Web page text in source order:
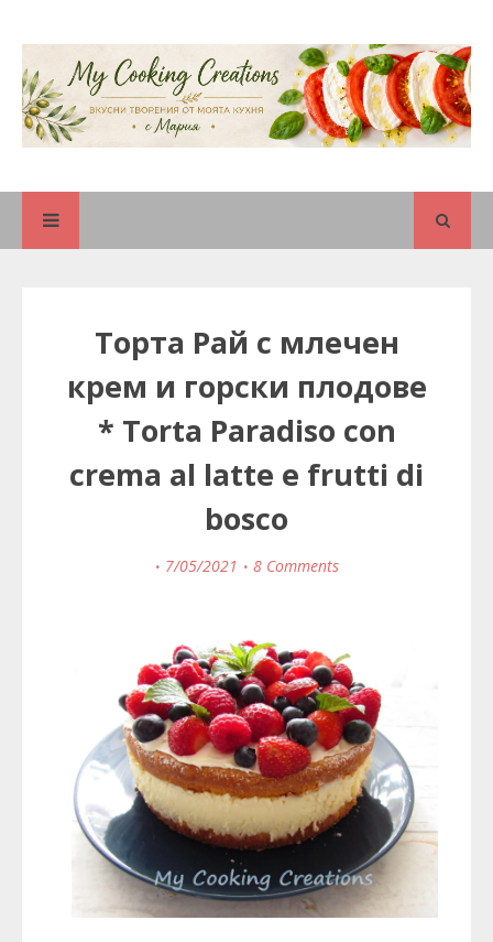
Торта Рай с млечен
крем и горски плодове
* Torta Paradiso con
crema al latte e frutti di
bosco
7/05/2021 8 Comments